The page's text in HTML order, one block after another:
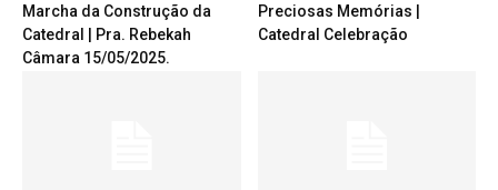
Marcha da Construção da
Catedral | Pra. Rebekah
Câmara 15/05/2025.
Preciosas Memórias |
Catedral Celebração